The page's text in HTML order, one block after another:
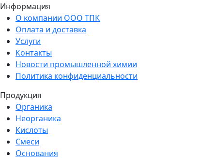
Информация
О компании ООО ТПК
Оплата и доставка
Услуги
Контакты
Новости промышленной химии
Политика конфиденциальности
Продукция
Органика
Неорганика
Кислоты
Смеси
Основания